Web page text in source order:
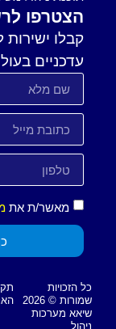
הצטרפו
קבלו
עדכניים
מאשר/ת את
כל הזכויות
שמורות © 2026
שיאא מערכות
ניהול